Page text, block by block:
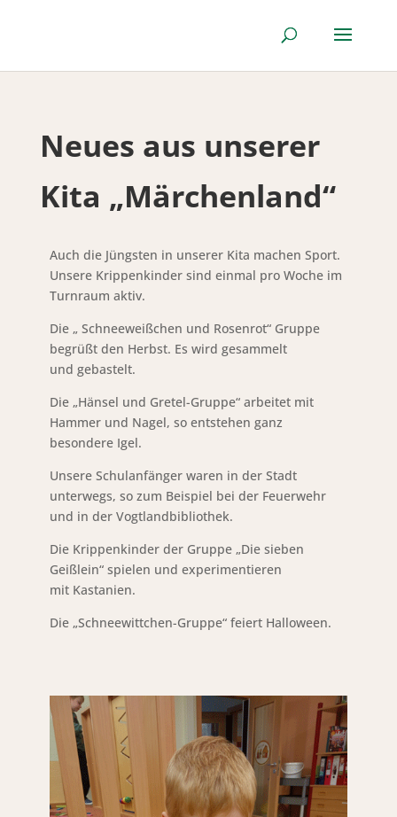
Neues aus unserer
Kita „Märchenland“
Auch die Jüngsten in unserer Kita machen Sport.
Unsere Krippenkinder sind einmal pro Woche im
Turnraum aktiv.
Die „ Schneeweißchen und Rosenrot“ Gruppe
begrüßt den Herbst. Es wird gesammelt
und gebastelt.
Die „Hänsel und Gretel-Gruppe“ arbeitet mit
Hammer und Nagel, so entstehen ganz
besondere Igel.
Unsere Schulanfänger waren in der Stadt
unterwegs, so zum Beispiel bei der Feuerwehr
und in der Vogtlandbibliothek.
Die Krippenkinder der Gruppe „Die sieben
Geißlein“ spielen und experimentieren
mit Kastanien.
Die „Schneewittchen-Gruppe“ feiert Halloween.